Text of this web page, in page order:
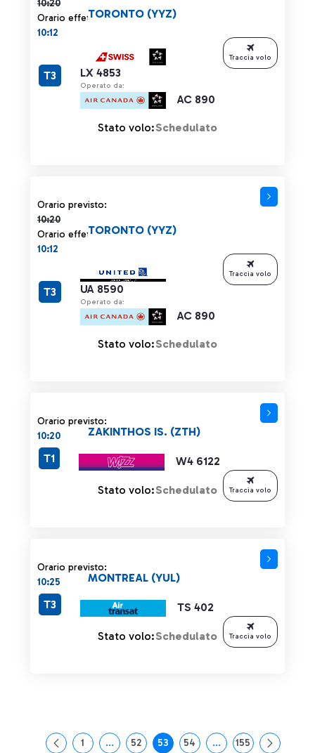
10:20
Orario effettivo:
10:12
LX 4853
Operato da:
AC 890
TORONTO (YYZ)
T3
Stato volo:Schedulato
Traccia volo
Orario previsto:
10:20
Orario previsto 10:20 barrato
Orario effettivo:
10:12
UA 8590
Operato da:
AC 890
TORONTO (YYZ)
T3
Stato volo:Schedulato
Traccia volo
Orario previsto:
10:20
W4 6122
ZAKINTHOS IS. (ZTH)
T1
Stato volo:Schedulato Traccia volo
Orario previsto:
10:25
TS 402
MONTREAL (YUL)
T3
Stato volo:Schedulato Traccia volo
Pagina
1 ...Pagine intermedie Use TAB to navigate.
Pagina
52 Pagina
53 Pagina
54 ...Pagine intermedie
Pagina
155